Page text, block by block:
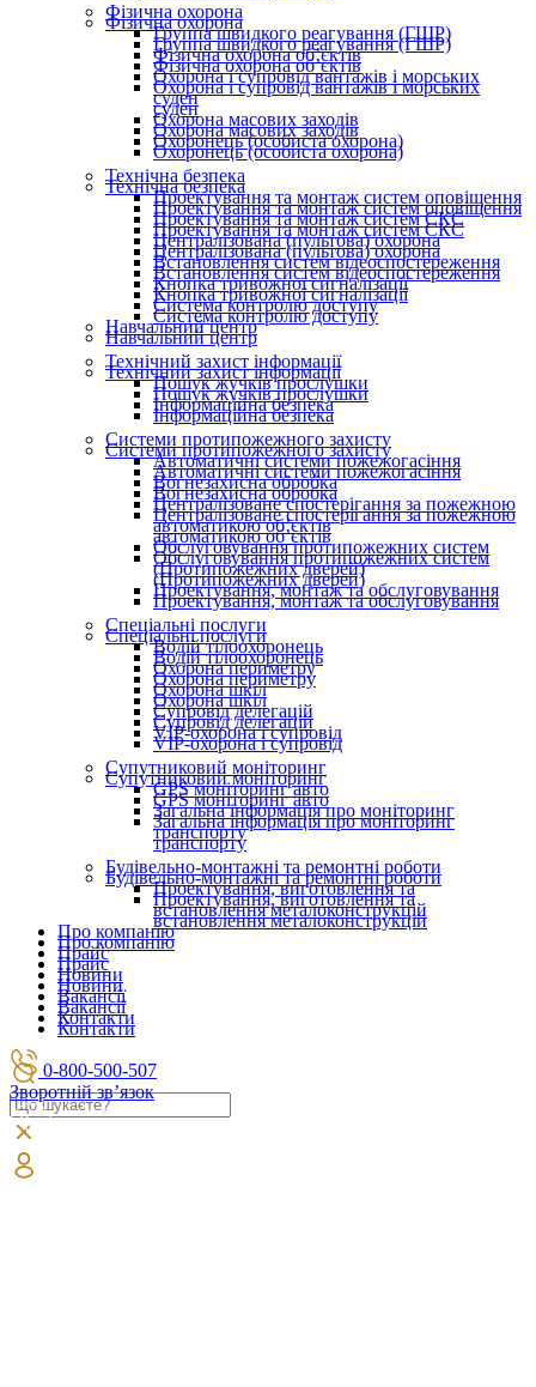
Фізична охорона
Группа швидкого реагування (ГШР)
Фізична охорона об’єктів
Охорона і супровід вантажів і морських
суден
Охорона масових заходів
Охоронець (особиста охорона)
Технічна безпека
Проектування та монтаж систем оповіщення
Проектування та монтаж систем СКС
Централізована (пультова) охорона
Встановлення систем відеоспостереження
Кнопка тривожної сигналізації
Система контролю доступу
Навчальний центр
Технічний захист інформації
Пошук жучків прослушки
Інформаційна безпека
Системи протипожежного захисту
Автоматичні системи пожежогасіння
Вогнезахисна обробка
Централізоване спостерігання за пожежною
автоматикою об’єктів
Обслуговування протипожежних систем
(Протипожежних дверей)
Проектування, монтаж та обслуговування
Спеціальні послуги
Водій тілоохоронець
Охорона периметру
Охорона шкіл
Супровід делегацій
VIP-охорона і супровід
Супутниковий моніторинг
GPS моніторинг авто
Загальна інформація про моніторинг
транспорту
Будівельно-монтажні та ремонтні роботи
Проектування, виготовлення та
встановлення металоконструкцій
Про компанію
Прайс
Новини
Вакансії
Контакти
Фізична охорона
Группа швидкого реагування (ГШР)
Фізична охорона об’єктів
Охорона і супровід вантажів і морських
суден
Охорона масових заходів
Охоронець (особиста охорона)
Технічна безпека
Проектування та монтаж систем оповіщення
Проектування та монтаж систем СКС
Централізована (пультова) охорона
Встановлення систем відеоспостереження
Кнопка тривожної сигналізації
Система контролю доступу
Навчальний центр
Технічний захист інформації
Пошук жучків прослушки
Інформаційна безпека
Системи протипожежного захисту
Автоматичні системи пожежогасіння
Вогнезахисна обробка
Централізоване спостерігання за пожежною
автоматикою об’єктів
Обслуговування протипожежних систем
(Протипожежних дверей)
Проектування, монтаж та обслуговування
Спеціальні послуги
Водій тілоохоронець
Охорона периметру
Охорона шкіл
Супровід делегацій
VIP-охорона і супровід
Супутниковий моніторинг
GPS моніторинг авто
Загальна інформація про моніторинг
транспорту
Будівельно-монтажні та ремонтні роботи
Проектування, виготовлення та
встановлення металоконструкцій
Про компанію
Прайс
Новини
Вакансії
Контакти
0-800-500-507
Зворотній зв’язок